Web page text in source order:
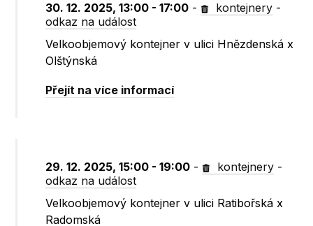
30. 12. 2025, 13:00 - 17:00 - kontejnery -
odkaz na událost
Velkoobjemový kontejner v ulici Hnězdenská x
Olštýnská
Přejít na více informací
29. 12. 2025, 15:00 - 19:00 - kontejnery -
odkaz na událost
Velkoobjemový kontejner v ulici Ratibořská x
Radomská